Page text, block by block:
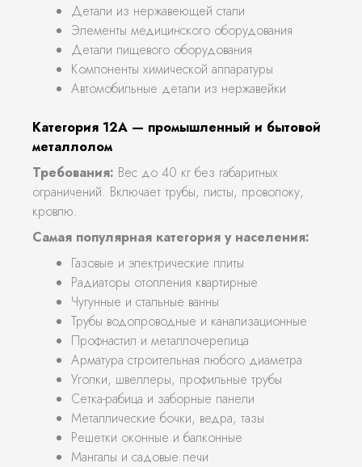
Детали из нержавеющей стали
Элементы медицинского оборудования
Детали пищевого оборудования
Компоненты химической аппаратуры
Автомобильные детали из нержавейки
Категория 12А — промышленный и бытовой
металлолом
Требования: Вес до 40 кг без габаритных
ограничений. Включает трубы, листы, проволоку,
кровлю.
Самая популярная категория у населения:
Газовые и электрические плиты
Радиаторы отопления квартирные
Чугунные и стальные ванны
Трубы водопроводные и канализационные
Профнастил и металлочерепица
Арматура строительная любого диаметра
Уголки, швеллеры, профильные трубы
Сетка-рабица и заборные панели
Металлические бочки, ведра, тазы
Решетки оконные и балконные
Мангалы и садовые печи